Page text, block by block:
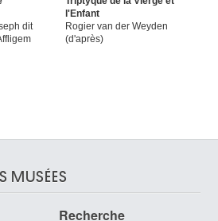
dit
l'Enfant
Rogier van der Weyden
(d'après)
MUSÉES
Recherche